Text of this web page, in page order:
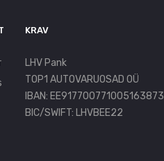
KRAV
LHV Pank
TOP1 AUTOVARUOSAD OÜ
IBAN: EE917700771005163873
BIC/SWIFT: LHVBEE22